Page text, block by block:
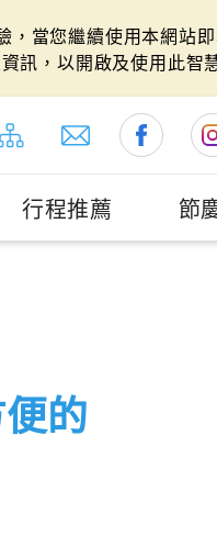
當您繼續使用本網站
訊，以開啟及使用此智
行程推薦 節
的